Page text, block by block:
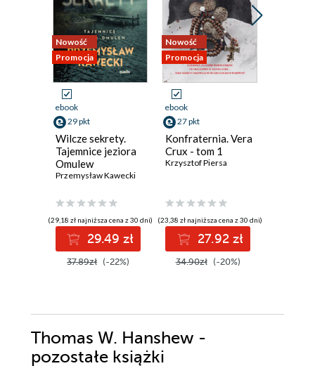
Nowość
Promocja
ebook
29 pkt
Wilcze sekrety.
Tajemnice jeziora
Omulew
Przemysław Kawecki
(29,18 zł najniższa cena z 30 dni)
29.49 zł
37.89zł (-22%)
Nowość
Promocja
ebook
27 pkt
Konfraternia. Vera
Crux - tom 1
Krzysztof Piersa
(23,38 zł najniższa cena z 30 dni)
27.92 zł
34.90zł (-20%)
Thomas W. Hanshew -
pozostałe książki